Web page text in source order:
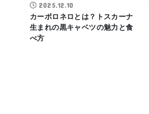
2025.12.10
カーボロネロとは？トスカーナ
生まれの黒キャベツの魅力と食
べ方